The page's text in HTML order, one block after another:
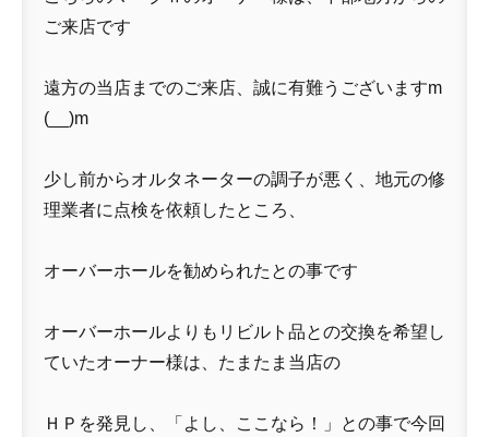
ご来店です
遠方の当店までのご来店、誠に有難うございますm
(__)m
少し前からオルタネーターの調子が悪く、地元の修
理業者に点検を依頼したところ、
オーバーホールを勧められたとの事です
オーバーホールよりもリビルト品との交換を希望し
ていたオーナー様は、たまたま当店の
ＨＰを発見し、「よし、ここなら！」との事で今回